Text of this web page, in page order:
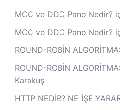
MCC ve DDC Pano Nedir?
MCC ve DDC Pano Nedir?
ROUND-ROBİN
ROUND-ROBİN
Karakuş
HTTP NEDİR? NE İŞE